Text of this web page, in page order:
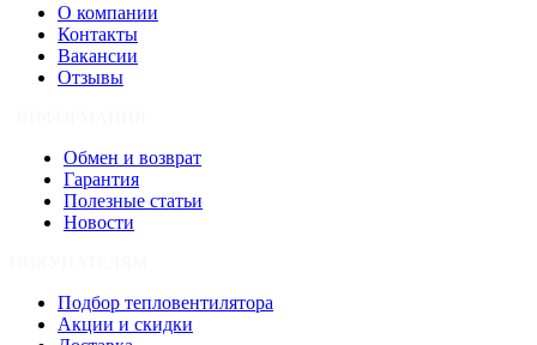
О компании
Контакты
Вакансии
Отзывы
Обмен и возврат
Гарантия
Полезные статьи
Новости
Подбор тепловентилятора
Акции и скидки